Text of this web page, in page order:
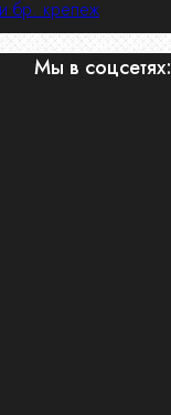
бр. крепеж
Мы в соцсетях: